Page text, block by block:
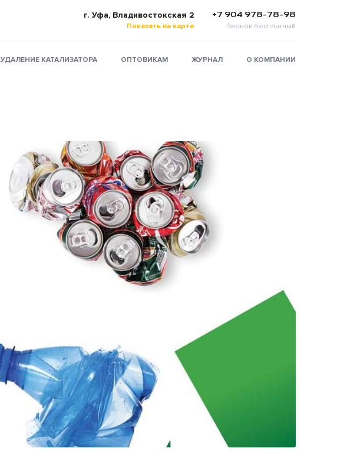
г. Уфа, Владивостокская 2
Показать на карте
+7 904 978-78-98
Звонок бесплатный
УДАЛЕНИЕ КАТАЛИЗАТОРА ОПТОВИКАМ ЖУРНАЛ О КОМПАНИИ